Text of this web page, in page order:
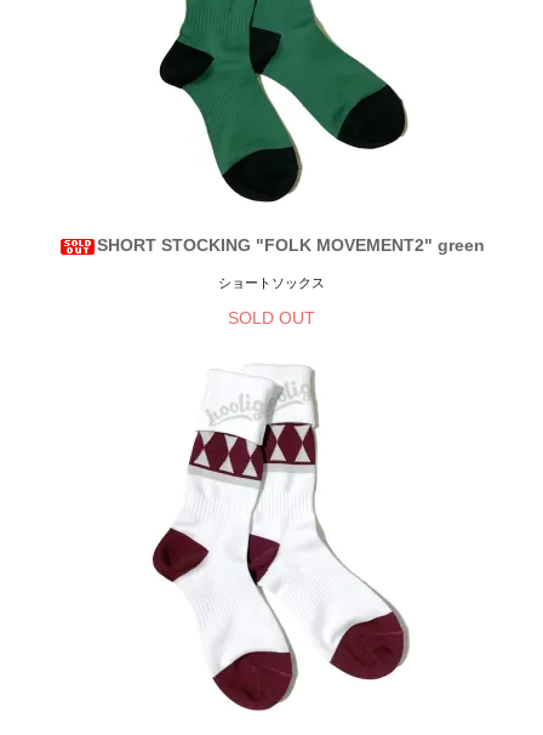
SHORT STOCKING "FOLK MOVEMENT2" green
ショートソックス
SOLD OUT